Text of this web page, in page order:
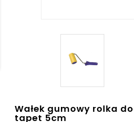
Wałek gumowy rolka
tapet 5cm